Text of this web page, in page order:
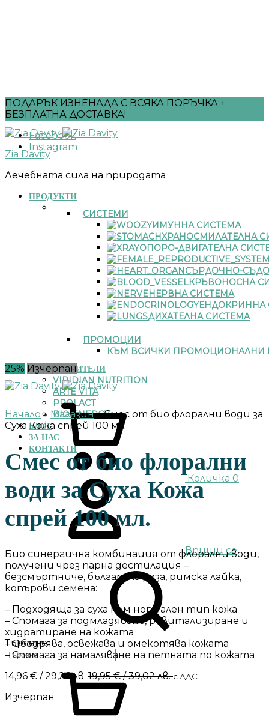
ПОДАРЪК ИЗНЕНАДА С ВСЯКА ПОРЪЧКА +
БЕЗПЛАТНА ДОСТАВКА!
Facebook
Instagram
Zia Davity
Лечебната сила на природата
ПРОДУКТИ
СИСТЕМИ
ИМУННА СИСТЕМА
ХРАНОСМИЛАТЕЛНА
ОПОРО-ДВИГАТЕЛНА
СЪРДОЧНО-
КРЪВОНОСНА
НЕРВНА СИСТЕМА
ЕНДОКРИННА
ДИХАТЕЛНА СИСТЕМА
ПРОМОЦИИ
КЪМ ВСИЧКИ ПРОМОЦИОНАЛНИ
ПРОИЗВОДИТЕЛИ
VIRIDIAN NUTRITION
ARTE VITA
PROLACT
BIO ENERGY
БЛОГ
ЗА НАС
КОНТАКТИ
Впиши се
Търсене
Количка 0
25% Изчерпан
Начало» Магазин»Смес от био флорални води за
Суха Кожа спрей 100 мл.
Смес от био флорални
води за Суха Кожа
спрей 100 мл.
Био синергична комбинация от флорални води,
получени чрез парна дестилация –
безсмъртниче, българска роза, римска лайка,
копърови семена:
– Подходяща за суха към нормален тип кожа
– Спомага за подмладяване, ревитализиране и
хидратиране на кожата
– Ободрява, освежава и омекотява кожата
– Спомага за намаляване на петната по кожата
14,96 € / 29,26 лв. 19,95€/ 39,02 лв.с ДДС
Изчерпан